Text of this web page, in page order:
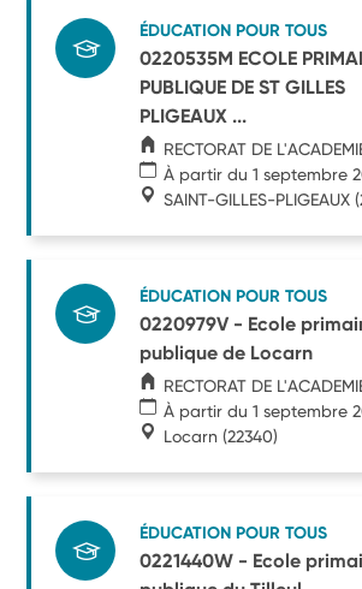
ÉDUCATION POUR TOUS
0220535M ECOLE
PUBLIQUE DE ST GILLES
PLIGEAUX ...
RECTORAT DE
À partir du 1 septembre
SAINT-GILLES-PLIGEAUX
ÉDUCATION POUR TOUS
0220979V - Ecole
publique de Locarn
RECTORAT DE
À partir du 1 septembre
Locarn (22340)
ÉDUCATION POUR TOUS
0221440W - Ecole